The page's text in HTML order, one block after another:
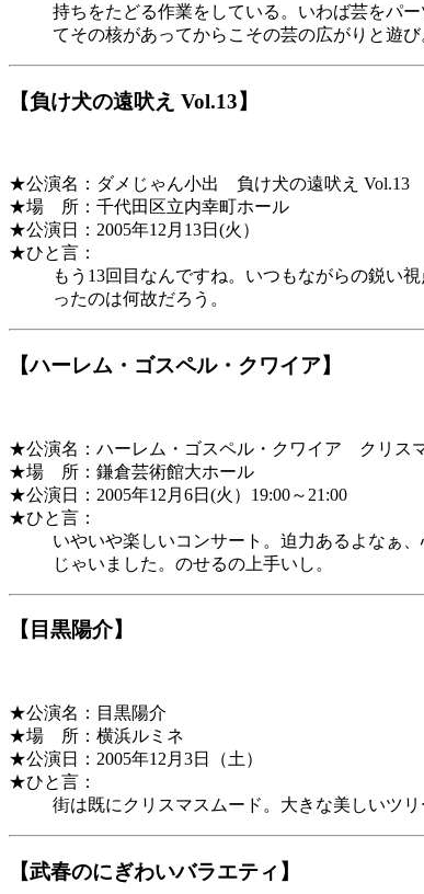
持ちをたどる作業をしている。いわば芸をパ
てその核があってからこその芸の広がりと遊び
【負け犬の遠吠え Vol.13】
★公演名：ダメじゃん小出 負け犬の遠吠え Vol.13
★場 所：千代田区立内幸町ホール
★公演日：2005年12月13日(火）
★ひと言：
もう13回目なんですね。いつもながらの鋭い
ったのは何故だろう。
【ハーレム・ゴスペル・クワイア】
★公演名：ハーレム・ゴスペル・クワイア クリス
★場 所：鎌倉芸術館大ホール
★公演日：2005年12月6日(火）19:00～21:00
★ひと言：
いやいや楽しいコンサート。迫力あるよなぁ
じゃいました。のせるの上手いし。
【目黒陽介】
★公演名：目黒陽介
★場 所：横浜ルミネ
★公演日：2005年12月3日（土）
★ひと言：
街は既にクリスマスムード。大きな美しいツ
【武春のにぎわいバラエティ】